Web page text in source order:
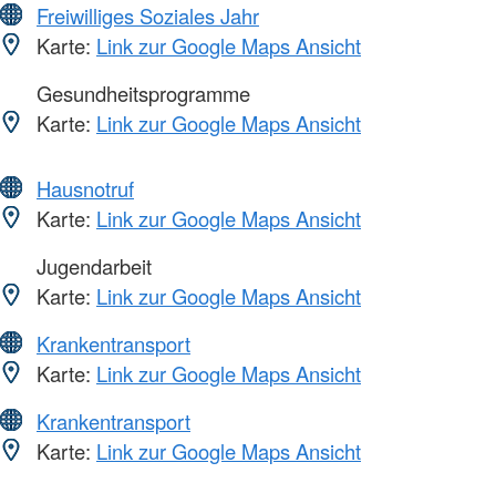
Freiwilliges Soziales Jahr
Karte: Link zur Google Maps Ansicht
Gesundheitsprogramme
Karte: Link zur Google Maps Ansicht
Hausnotruf
Karte: Link zur Google Maps Ansicht
Jugendarbeit
Karte: Link zur Google Maps Ansicht
Krankentransport
Karte: Link zur Google Maps Ansicht
Krankentransport
Karte: Link zur Google Maps Ansicht